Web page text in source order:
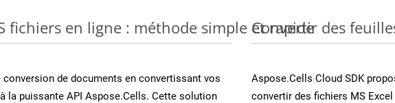
fichiers en ligne : méthode simple et rapide
de documents en convertissant vos
la puissante API Aspose.Cells. Cette solution
Convertir des
Aspose.Cells Cloud SDK
convertir des fichiers MS